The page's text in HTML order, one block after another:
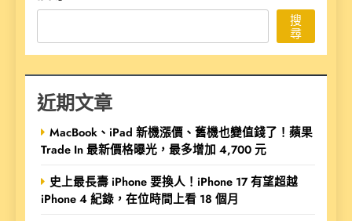
搜
尋
近期文章
MacBook、iPad 新機漲價、舊機也變值錢了！蘋果
Trade In 最新價格曝光，最多增加 4,700 元
史上最長壽 iPhone 要換人！iPhone 17 有望超越
iPhone 4 紀錄，在位時間上看 18 個月